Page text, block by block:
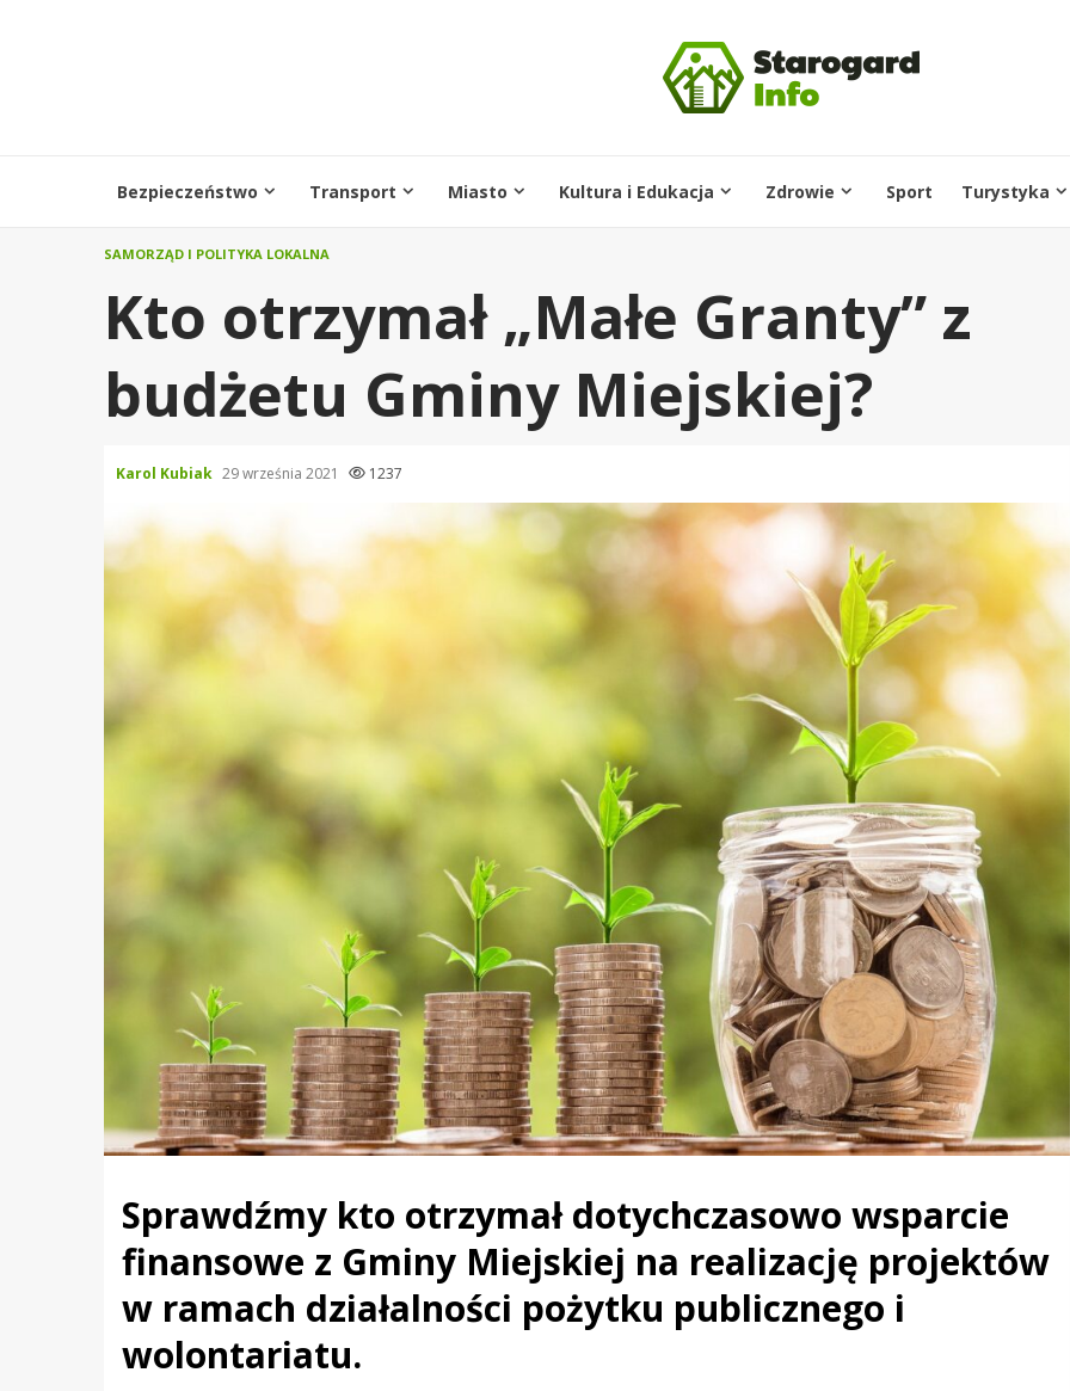
Bezpieczeństwo Transport Miasto Kultura i Edukacja Zdrowie Sport Turystyka
SAMORZĄD I POLITYKA LOKALNA
Kto otrzymał „Małe Granty” z
budżetu Gminy Miejskiej?
Karol Kubiak 29 września 2021 1237
Sprawdźmy kto otrzymał dotychczasowo wsparcie
finansowe z Gminy Miejskiej na realizację projektów
w ramach działalności pożytku publicznego i
wolontariatu.